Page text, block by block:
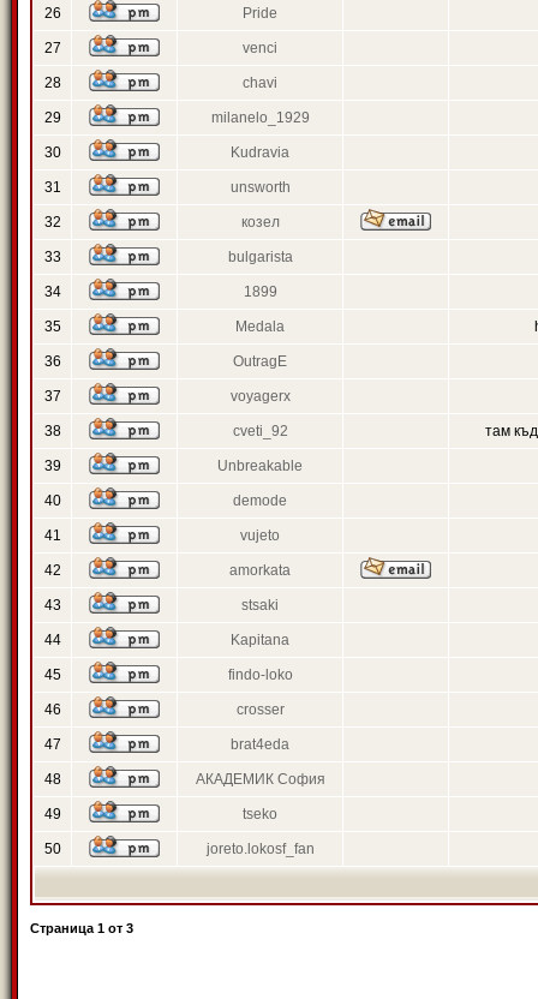
26 Pride
27 venci
28 chavi
29 milanelo_1929
30 Kudravia
31 unsworth
32 козел
33 bulgarista
34 1899
35 Medala
36 OutragE
37 voyagerx
38 cveti_92 там
39 Unbreakable
40 demode
41 vujeto
42 amorkata
43 stsaki
44 Kapitana
45 findo-loko
46 crosser
47 brat4eda
48 АКАДЕМИК София
49 tseko
50 joreto.lokosf_fan
Страница 1 от 3